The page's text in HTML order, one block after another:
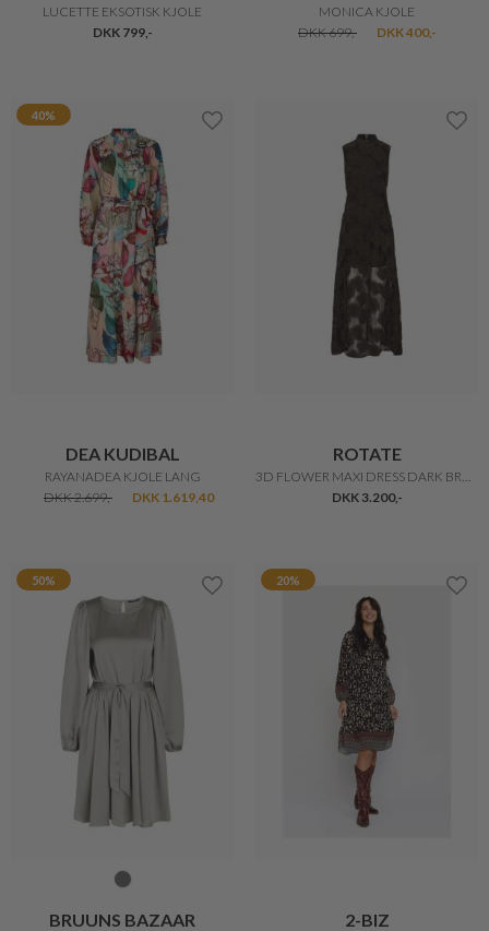
LUCETTE EKSOTISK KJOLE
DKK 799,-
MONICA KJOLE
DKK 699,-
DKK 400,-
40%
DEA KUDIBAL
RAYANADEA KJOLE LANG
DKK 2.699,-
DKK 1.619,40
ROTATE
3D FLOWER MAXI DRESS DARK BROWN
DKK 3.200,-
50%
BRUUNS BAZAAR
20%
2-BIZ